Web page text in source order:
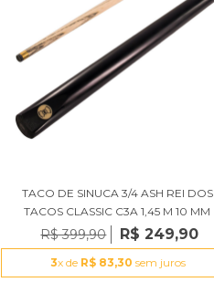
TACO DE SINUCA 3/4 ASH REI DOS
TACOS CLASSIC C3A 1,45 M 10 MM
R$ 399,90 R$ 249,90
3x de R$ 83,30 sem juros